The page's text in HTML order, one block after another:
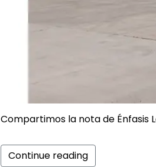
Compartimos la nota de Énfasis
Continue reading